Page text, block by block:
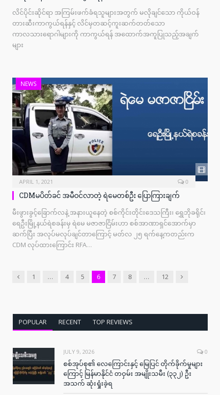
လိင်ပိုင်းဆိုင်ရာ အကြမ်းဖက်ခံရသူများအတွက် မလိုချင်သော ကိုယ်ဝန်
တားဆီးကာကွယ်ရန်နှင့် လိင်မှတဆင့်ကူးဆက်တတ်သော
ကာလသားရောဂါများကို ကာကွယ်ရန် အထောက်အကူပြုသည့်အချက်
များ
NEWS
APRIL 1, 2021 0
CDMမပိတ်ခင် အမီဝင်လာတဲ့ ရဲမေတစ်ဦး ပြောကြားချက်
မီးဖွားခွင့်ခြောက်လနဲ့ အနားယူနေတဲ့ စစ်ကိုင်းတိုင်းဒေသကြီး၊ ရွှေဘိုခရိုင်၊
ရေဦးမြို့နယ်ရဲစခန်းမှ ရဲမေ မဇာဇာငြိမ်းဟာ စစ်အာဏာရှင်အောက်မှာ
ဆက်ပြီး အလုပ်မလုပ်ချင်တာကြောင့် မတ်လ ၂၅ ရက်နေ့ကတည်းက
CDM လုပ်ထားကြောင်း RFA…
Previous
1 … 4 5 6 7 8 … 12 Next
POPULAR RECENT TOP REVIEWS
JULY 9, 2026 0
စစ်အုပ်စု၏ လေကြောင်းနှင့် မြေပြင် တိုက်ခိုက်မှုများ
ကြောင့် မြန်မာနိုင်ငံ တဝှမ်း အမျိုးသမီး (၃၃၂) ဦး
အသက် ဆုံးရှုံးခဲ့ရ